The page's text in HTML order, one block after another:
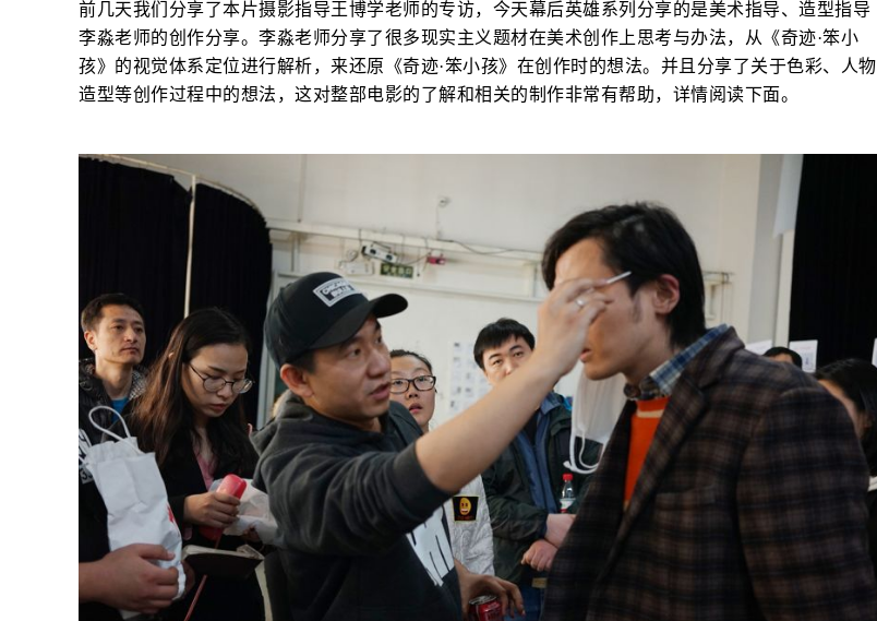
前几天我们分享了本片摄影指导王博学老师的专访，今天幕后英雄系列分享的是美术指导、造型指导
李淼老师的创作分享。李淼老师分享了很多现实主义题材在美术创作上思考与办法，从《奇迹·笨小
孩》的视觉体系定位进行解析，来还原《奇迹·笨小孩》在创作时的想法。并且分享了关于色彩、人物
造型等创作过程中的想法，这对整部电影的了解和相关的制作非常有帮助，详情阅读下面。